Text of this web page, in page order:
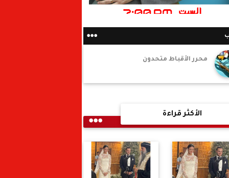
محرر الأقباط متحدون
الأكثر قراءة